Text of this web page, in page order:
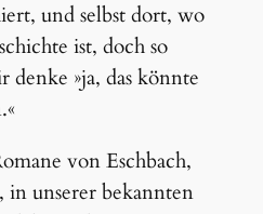
und selbst dort, wo
ist, doch so
denke »ja, das könnte
von Eschbach,
in unserer bekannten